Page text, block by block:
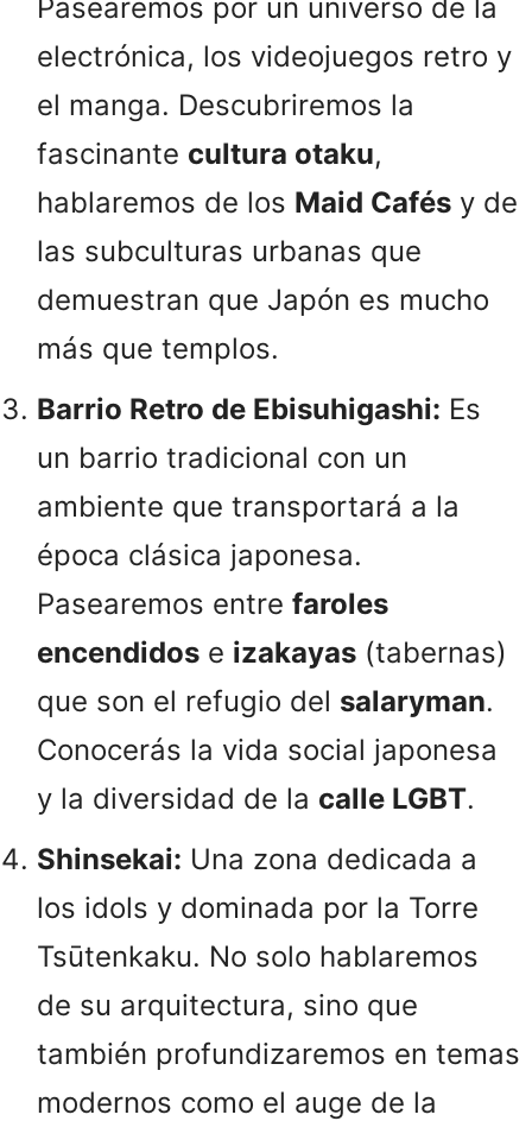
Pasearemos por un universo de la
electrónica, los videojuegos retro y
el manga. Descubriremos la
fascinante cultura otaku,
hablaremos de los Maid Cafés y de
las subculturas urbanas que
demuestran que Japón es mucho
más que templos.
Barrio Retro de Ebisuhigashi: Es
un barrio tradicional con un
ambiente que transportará a la
época clásica japonesa.
Pasearemos entre faroles
encendidos e izakayas (tabernas)
que son el refugio del salaryman.
Conocerás la vida social japonesa
y la diversidad de la calle LGBT.
Shinsekai: Una zona dedicada a
los idols y dominada por la Torre
Tsūtenkaku. No solo hablaremos
de su arquitectura, sino que
también profundizaremos en temas
modernos como el auge de la